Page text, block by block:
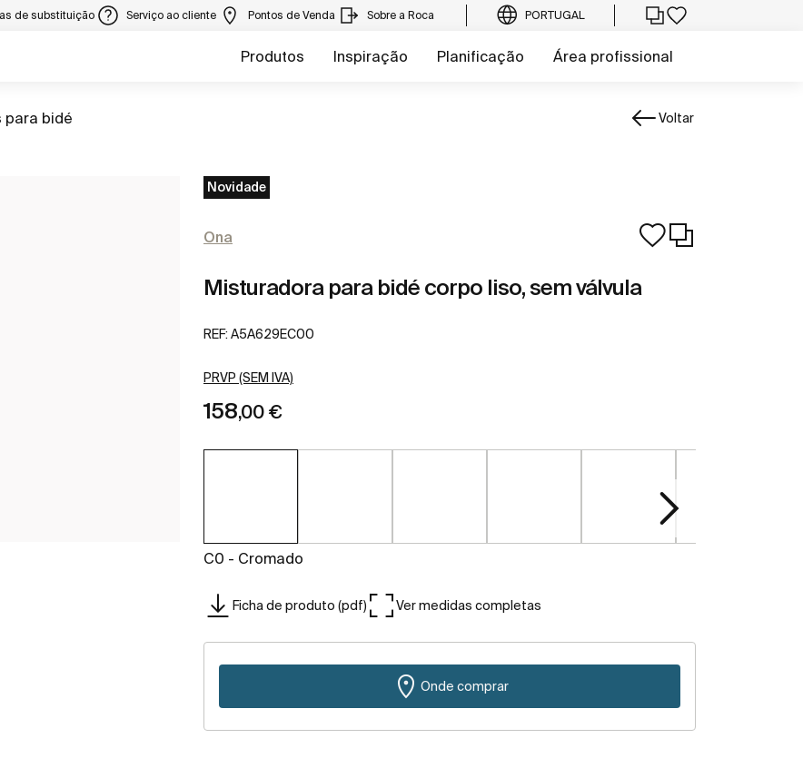
de substituição Serviço ao cliente Pontos de Venda Sobre a Roca PORTUGAL
Produtos Inspiração Planificação Área profissional
para bidé Voltar
Novidade
Ona
Misturadora para bidé corpo liso, sem válvula
REF: A5A629EC00
PRVP (SEM IVA)
158,00 €
C0 - Cromado
Ficha de produto (pdf) Ver medidas completas
Onde comprar